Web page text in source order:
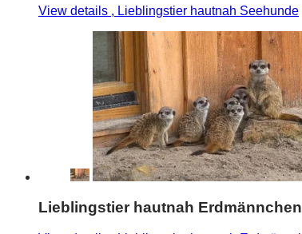
View details , Lieblingstier hautnah Seehunde
Lieblingstier hautnah Erdmännchen